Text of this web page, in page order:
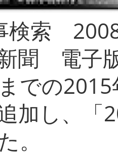
検索
聞 電子
での
加し、「
し